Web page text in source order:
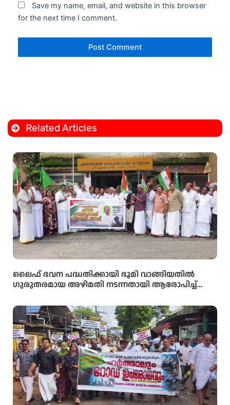
Save my name, email, and website in this browser
for the next time I comment.
Related Articles
ലൈഫ് ഭവന പദ്ധതിക്കായി ഭൂമി വാങ്ങിയതിൽ
ഗുരുതരമായ അഴിമതി നടന്നതായി ആരോപിച്ച്
പഞ്ചായത്ത് ഓഫീസിലേക്ക് പ്രതിഷേധ മാർച്ച്
നടത്തി